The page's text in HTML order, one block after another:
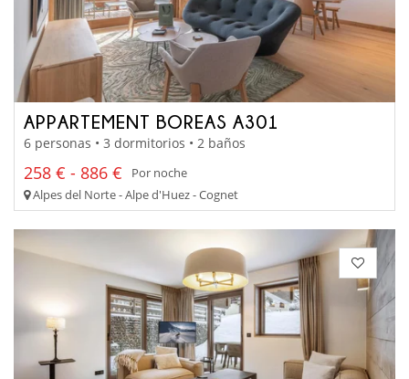
APPARTEMENT BOREAS A301
6 personas • 3 dormitorios • 2 baños
258 € - 886 €
Por noche
Alpes del Norte - Alpe d'Huez - Cognet